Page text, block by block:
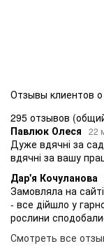
Отзывы клиентов
295 отзывов
Павлюк Олеся
22
Дуже вдячні за
вдячні за вашу
Дар'я Кочуланова
Замовляла на
- все дійшло у
рослини
Смотреть все